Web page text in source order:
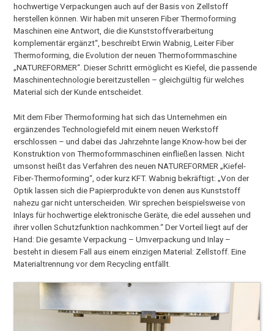
hochwertige Verpackungen auch auf der Basis von Zellstoff
herstellen können. Wir haben mit unseren Fiber Thermoforming
Maschinen eine Antwort, die die Kunststoffverarbeitung
komplementär ergänzt“, beschreibt Erwin Wabnig, Leiter Fiber
Thermoforming, die Evolution der neuen Thermoformmaschine
„NATUREFORMER“. Dieser Schritt ermöglicht es Kiefel, die passende
Maschinentechnologie bereitzustellen – gleichgültig für welches
Material sich der Kunde entscheidet.
Mit dem Fiber Thermoforming hat sich das Unternehmen ein
ergänzendes Technologiefeld mit einem neuen Werkstoff
erschlossen – und dabei das Jahrzehnte lange Know-how bei der
Konstruktion von Thermoformmaschinen einfließen lassen. Nicht
umsonst heißt das Verfahren des neuen NATUREFORMER „Kiefel-
Fiber-Thermoforming“, oder kurz KFT. Wabnig bekräftigt: „Von der
Optik lassen sich die Papierprodukte von denen aus Kunststoff
nahezu gar nicht unterscheiden. Wir sprechen beispielsweise von
Inlays für hochwertige elektronische Geräte, die edel aussehen und
ihrer vollen Schutzfunktion nachkommen.“ Der Vorteil liegt auf der
Hand: Die gesamte Verpackung – Umverpackung und Inlay –
besteht in diesem Fall aus einem einzigen Material: Zellstoff. Eine
Materialtrennung vor dem Recycling entfällt.